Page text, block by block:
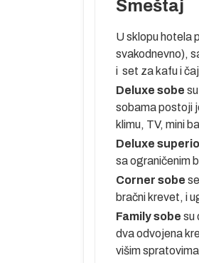
Smeštaj
U sklopu hotela
svakodnevno),
i set za kafu i
Deluxe sobe
sobama postoji
klimu, TV, mini
Deluxe
sa ograničenim
Corner sobe
bračni krevet, i
Family sobe su
dva odvojena
višim